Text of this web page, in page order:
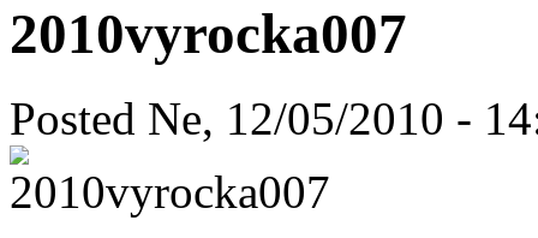
2010vyrocka007
Posted Ne, 12/05/2010 -